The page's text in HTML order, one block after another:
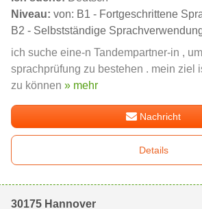
Niveau: von: B1 - Fortgeschrittene
B2 - Selbstständige
ich suche eine-n Tandempartner-in ,
sprachprüfung zu bestehen . mein ziel
zu können » mehr
Nachricht
Details
30175 Hannover